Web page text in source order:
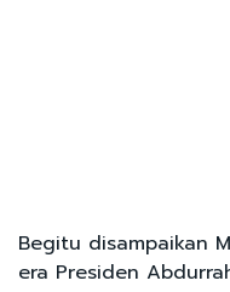
Begitu disampaikan
era Presiden